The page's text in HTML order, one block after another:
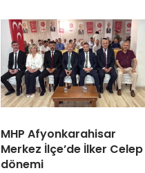
MHP Afyonkarahisar
Merkez İlçe’de İlker Celep
dönemi